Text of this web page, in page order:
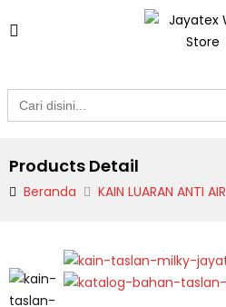
Search
for:
Products Detail
Beranda KAIN LUARAN ANTI AIR